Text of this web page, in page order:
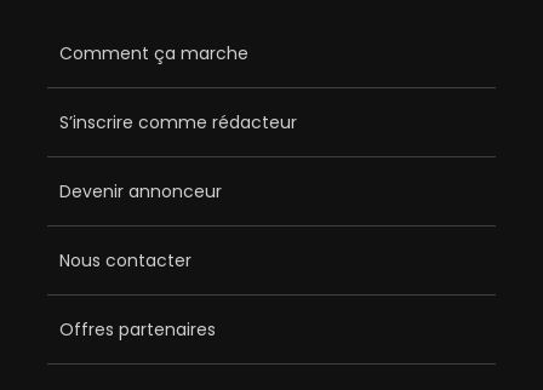
Comment ça marche
S’inscrire comme rédacteur
Devenir annonceur
Nous contacter
Offres partenaires